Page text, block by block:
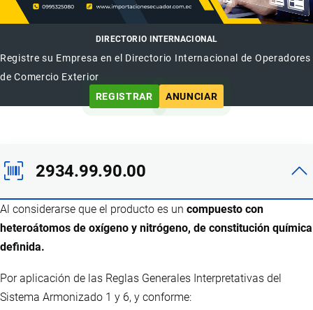
DIRECTORIO INTERNACIONAL
Registre su Empresa en el Directorio Internacional de Operadores
de Comercio Exterior
REGISTRAR
ANUNCIAR
2934.99.90.00
Al considerarse que el producto es un compuesto con
heteroátomos de oxígeno y nitrógeno, de constitución química
definida.
Por aplicación de las Reglas Generales Interpretativas del
Sistema Armonizado 1 y 6, y conforme: